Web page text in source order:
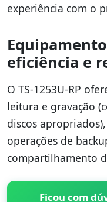
experiência com o
eficiência e
O TS-1253U-RP
leitura e gravação
discos apropriados),
operações de
compartilhamento
Ficou com